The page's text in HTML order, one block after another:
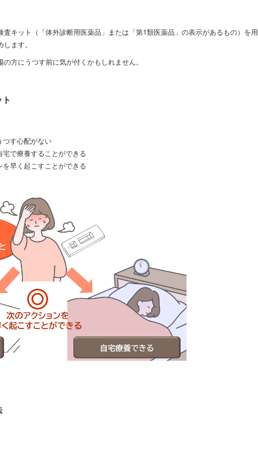
査キット（「体外診断用医薬品」または「第1類医薬品」の表示があるもの）を用
ます。
方にうつす前に気が付くかもしれません。
つす心配がない
で療養することができる
早く起こすことができる